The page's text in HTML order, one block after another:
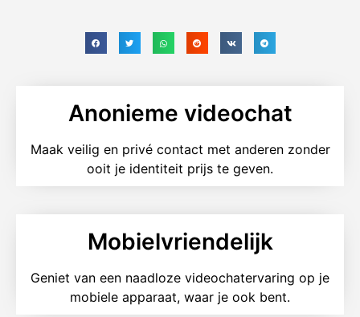
Anonieme videochat
Maak veilig en privé contact met anderen zonder
ooit je identiteit prijs te geven.
Mobielvriendelijk
Geniet van een naadloze videochatervaring op je
mobiele apparaat, waar je ook bent.